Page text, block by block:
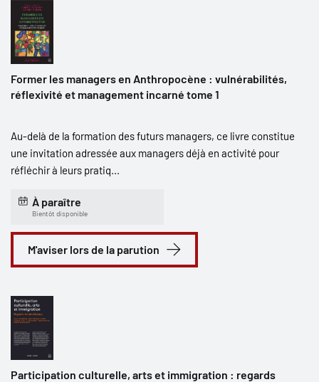
Former les managers en Anthropocène : vulnérabilités,
réflexivité et management incarné tome 1
Au-delà de la formation des futurs managers, ce livre constitue
une invitation adressée aux managers déjà en activité pour
réfléchir à leurs pratiq...
À paraître
Bientôt disponible
M'aviser lors de la parution
Participation culturelle, arts et immigration : regards